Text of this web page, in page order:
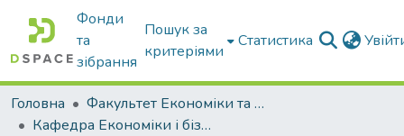
Фонди
та
зібрання
Пошук за
критеріями
Статистика
Головна
Факультет Економіки та бізнесу
Кафедра Економіки і бізнесу